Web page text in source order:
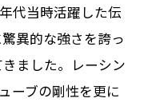
代当時活躍した伝
異的な強さを誇っ
ました。レーシン
ーブの剛性を更に